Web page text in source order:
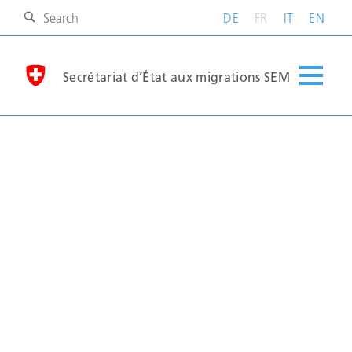
DE FR IT EN
Secrétariat d’État aux migrations SEM